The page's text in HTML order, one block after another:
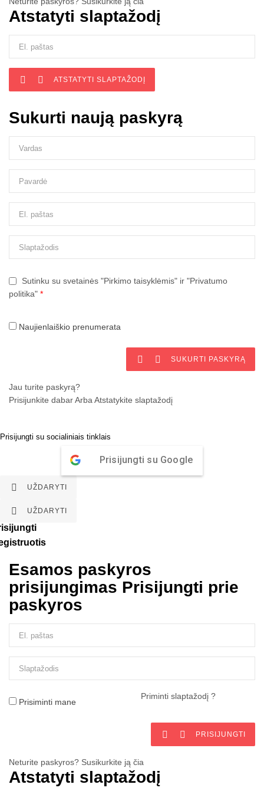
Atstatyti slaptažodį
  ATSTATYTI SLAPTAŽODĮ
Sukurti naują paskyrą
Sutinku su svetainės "Pirkimo taisyklėmis" ir "Privatumo
politika" *
Naujienlaiškio prenumerata
  SUKURTI PASKYRĄ
Jau turite paskyrą?
Prisijunkite dabarArbaAtstatykite slaptažodį
Prisijungti su socialiniais tinklais
Prisijungti su Google
 UŽDARYTI
 UŽDARYTI
Esamos paskyros
prisijungimas Prisijungti prie
paskyros
Prisiminti mane
Priminti slaptažodį ?
  PRISIJUNGTI
Neturite paskyros? Susikurkite ją čia
Atstatyti slaptažodį